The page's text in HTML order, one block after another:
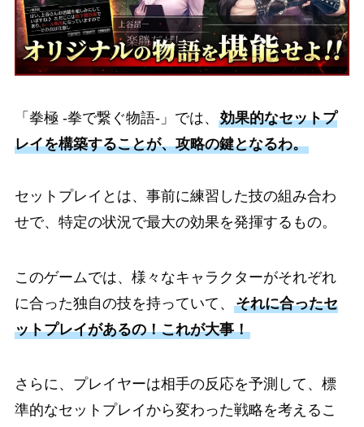
「拳極 -拳で繋ぐ物語-」では、 効果的なセットプ
レイを構築することが、攻略の鍵となるわ。
セットプレイとは、事前に練習した技の組み合わ
せで、特定の状況で最大の効果を発揮するもの。
このゲームでは、様々なキャラクターがそれぞれ
に合った独自の技を持っていて、 それに合ったセ
ットプレイがあるの！これが大事！
さらに、プレイヤーは相手の反応を予測して、標
準的なセットプレイから変わった戦略を考えるこ